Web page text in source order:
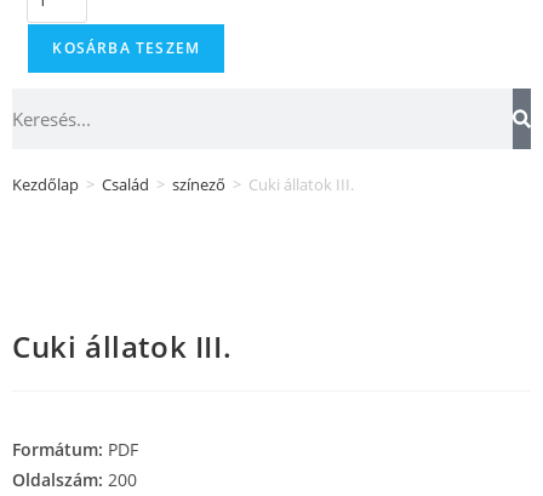
KOSÁRBA TESZEM
Kezdőlap > Család > színező > Cuki állatok III.
Cuki állatok III.
Formátum: PDF
Oldalszám: 200